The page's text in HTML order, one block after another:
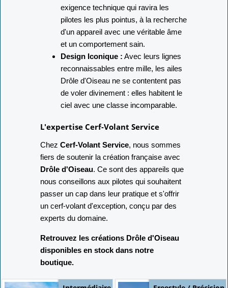
exigence technique qui ravira les
pilotes les plus pointus, à la recherche
d'un appareil avec une véritable âme
et un comportement sain.
Design Iconique : Avec leurs lignes
reconnaissables entre mille, les ailes
Drôle d'Oiseau ne se contentent pas
de voler divinement : elles habitent le
ciel avec une classe incomparable.
L'expertise Cerf-Volant Service
Chez Cerf-Volant Service, nous sommes
fiers de soutenir la création française avec
Drôle d'Oiseau. Ce sont des appareils que
nous conseillons aux pilotes qui souhaitent
passer un cap dans leur pratique et s'offrir
un cerf-volant d'exception, conçu par des
experts du domaine.
Retrouvez les créations Drôle d'Oiseau
disponibles en stock dans notre
boutique.